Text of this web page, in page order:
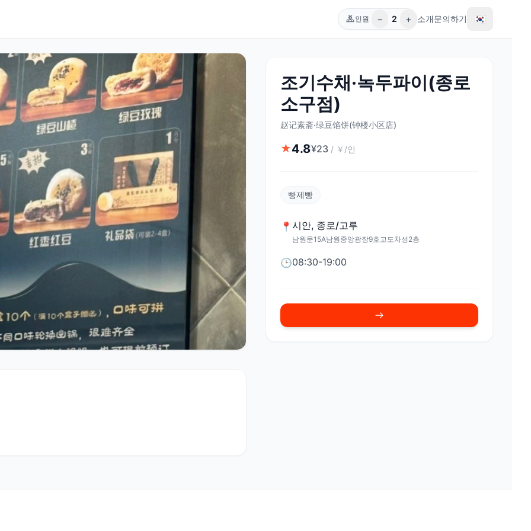
인원 − 2 + 소개문의하기 🇰🇷
조기수채·녹두파이(종로
소구점)
赵记素斋·绿豆馅饼(钟楼小区店)
★4.8¥23 / ￥/인
빵제빵
📍 시안, 종로/고루
남원문15A남원중앙광장9호고도차성2층
🕒08:30-19:00